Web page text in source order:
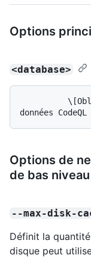
Options
<database>
Options de
de bas niveau
--max-disk-
Définit la
disque peut